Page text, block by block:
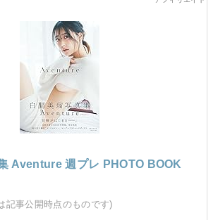
Aventure 週プレ PHOTO BOOK
記事公開時点のものです)